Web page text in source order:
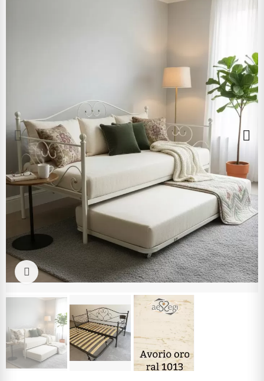
Click to enlarge